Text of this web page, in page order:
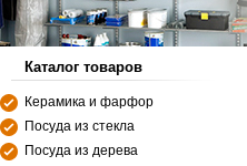
Каталог товаров
Керамика и фарфор
Посуда из стекла
Посуда из дерева